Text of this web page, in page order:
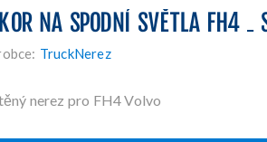
NA SPODNÍ SVĚTLA FH4 -
TruckNerez
nerez pro FH4 Volvo